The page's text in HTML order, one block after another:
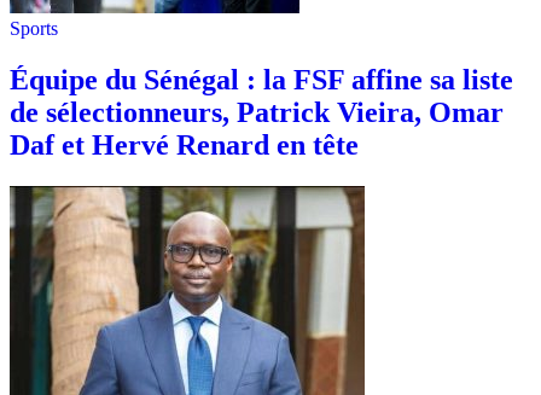
Sports
Équipe du Sénégal : la FSF affine sa liste
de sélectionneurs, Patrick Vieira, Omar
Daf et Hervé Renard en tête